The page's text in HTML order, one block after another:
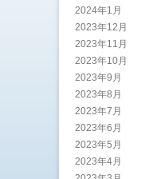
2024年1月
2023年12月
2023年11月
2023年10月
2023年9月
2023年8月
2023年7月
2023年6月
2023年5月
2023年4月